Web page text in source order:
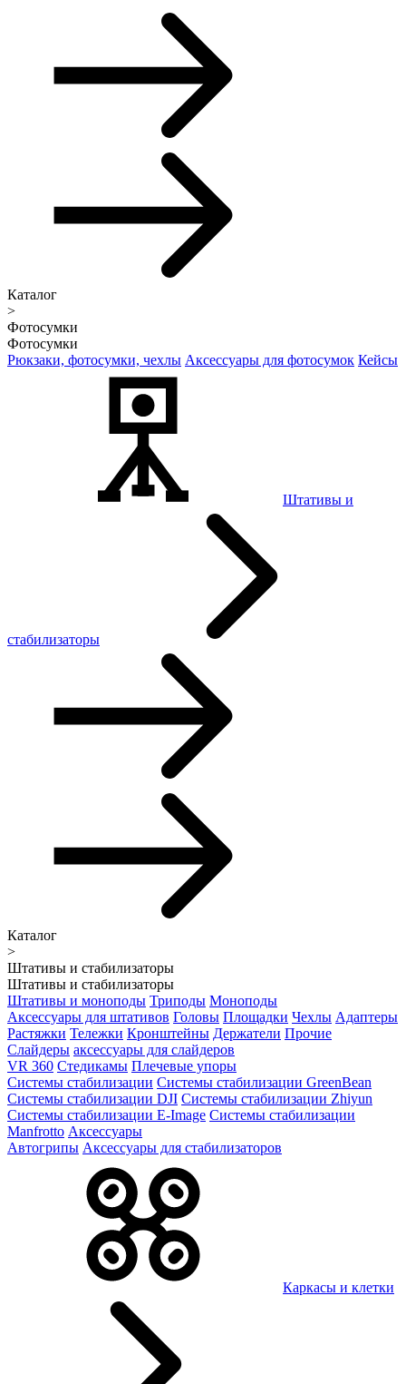
Каталог
>
Фотосумки
Фотосумки
Рюкзаки, фотосумки, чехлы Аксессуары для фотосумок Кейсы
Штативы и
стабилизаторы
Каталог
>
Штативы и стабилизаторы
Штативы и стабилизаторы
Штативы и моноподы Триподы Моноподы
Аксессуары для штативов Головы Площадки Чехлы Адаптеры
Растяжки Тележки Кронштейны Держатели Прочие
Слайдеры аксессуары для слайдеров
VR 360 Стедикамы Плечевые упоры
Системы стабилизации Системы стабилизации GreenBean
Системы стабилизации DJI Системы стабилизации Zhiyun
Системы стабилизации E-Image Системы стабилизации
Manfrotto Аксессуары
Автогрипы Аксессуары для стабилизаторов
Каркасы и клетки